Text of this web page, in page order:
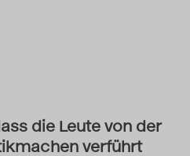
die Leute von der
verführt